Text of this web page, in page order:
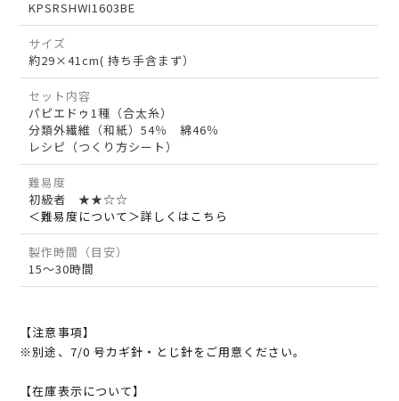
KPSRSHWI1603BE
サイズ
約29×41cm( 持ち手含まず）
セット内容
パピエドゥ1種（合太糸）
分類外繊維（和紙）54％ 綿46％
レシピ（つくり方シート）
難易度
初級者 ★★☆☆
＜難易度について＞詳しくはこちら
製作時間（目安）
15～30時間
【注意事項】
※別途、7/0 号カギ針・とじ針をご用意ください。
【在庫表示について】